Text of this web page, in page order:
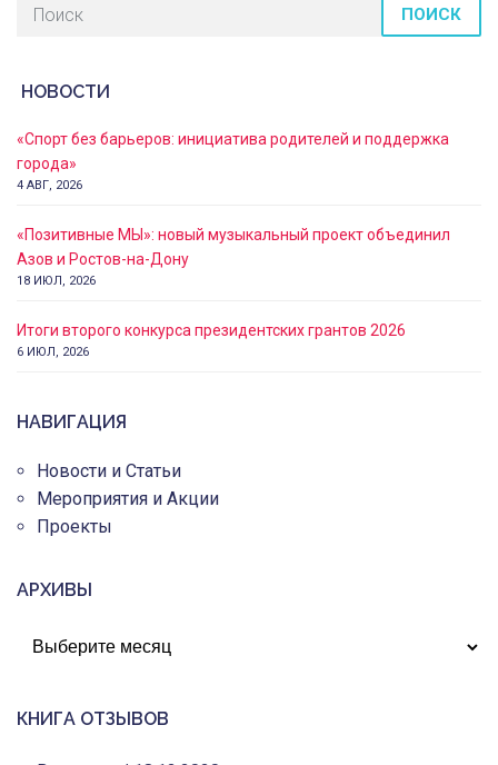
ПОИСК
НОВОСТИ
«Спорт без барьеров: инициатива родителей и поддержка
города»
4 АВГ, 2026
«Позитивные МЫ»: новый музыкальный проект объединил
Азов и Ростов-на-Дону
18 ИЮЛ, 2026
Итоги второго конкурса президентских грантов 2026
6 ИЮЛ, 2026
НАВИГАЦИЯ
Новости и Статьи
Мероприятия и Акции
Проекты
АРХИВЫ
АРХИВЫ
КНИГА ОТЗЫВОВ